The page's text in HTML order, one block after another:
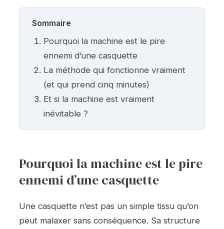
Sommaire
Pourquoi la machine est le pire
ennemi d’une casquette
La méthode qui fonctionne vraiment
(et qui prend cinq minutes)
Et si la machine est vraiment
inévitable ?
Pourquoi la machine est le pire
ennemi d’une casquette
Une casquette n’est pas un simple tissu qu’on
peut malaxer sans conséquence. Sa structure